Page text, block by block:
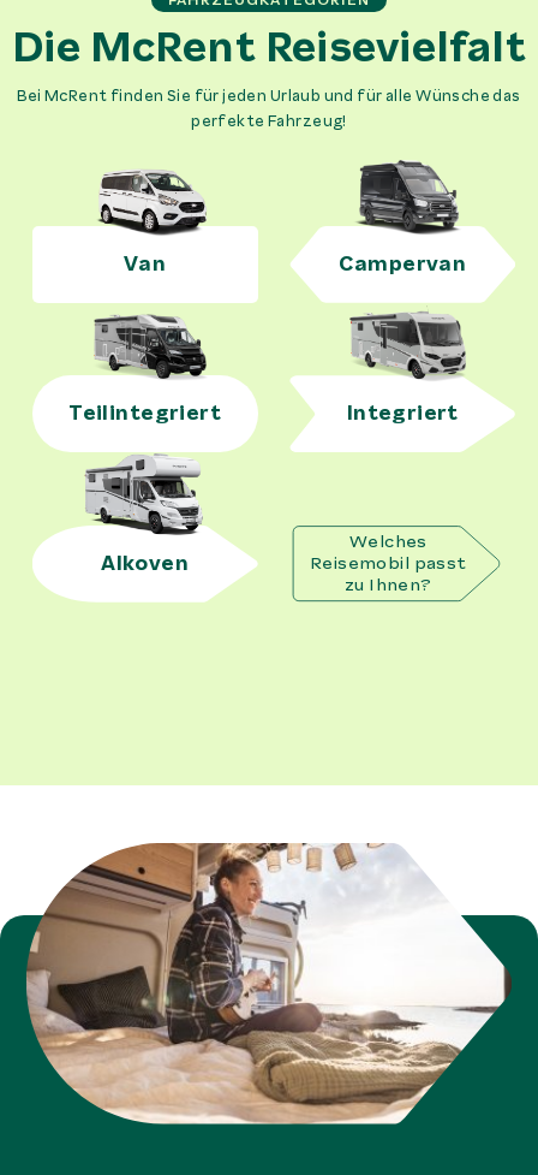
Die McRent Reisevielfalt
Bei McRent finden Sie für jeden Urlaub und für alle Wünsche das
perfekte Fahrzeug!
Van Campervan
Teilintegriert Integriert
Alkoven
Welches
Reisemobil passt
zu Ihnen?